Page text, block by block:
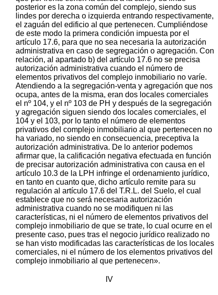
posterior es la zona común del complejo, siendo sus
lindes por derecha o izquierda entrando respectivamente,
el zaguán del edificio al que pertenecen. Cumpliéndose
de este modo la primera condición impuesta por el
artículo 17.6, para que no sea necesaria la autorización
administrativa en caso de segregación o agregación. Con
relación, al apartado b) del artículo 17.6 no se precisa
autorización administrativa cuando el número de
elementos privativos del complejo inmobiliario no varíe.
Atendiendo a la segregación-venta y agregación que nos
ocupa, antes de la misma, eran dos locales comerciales
el nº 104, y el nº 103 de PH y después de la segregación
y agregación siguen siendo dos locales comerciales, el
104 y el 103, por lo tanto el número de elementos
privativos del complejo inmobiliario al que pertenecen no
ha variado, no siendo en consecuencia, preceptiva la
autorización administrativa. De lo anterior podemos
afirmar que, la calificación negativa efectuada en función
de precisar autorización administrativa con causa en el
artículo 10.3 de la LPH infringe el ordenamiento jurídico,
en tanto en cuanto que, dicho artículo remite para su
regulación al artículo 17.6 del T.R.L. del Suelo, el cual
establece que no será necesaria autorización
administrativa cuando no se modifiquen ni las
características, ni el número de elementos privativos del
complejo inmobiliario de que se trate, lo cual ocurre en el
presente caso, pues tras el negocio jurídico realizado no
se han visto modificadas las características de los locales
comerciales, ni el número de los elementos privativos del
complejo inmobiliario al que pertenecen».
IV